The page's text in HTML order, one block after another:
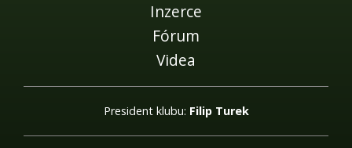
Inzerce
Fórum
Videa
President klubu: Filip Turek